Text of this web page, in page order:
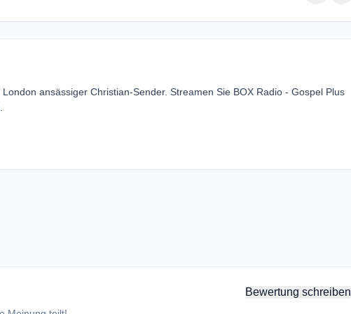
ansässiger Christian-Sender. Streamen Sie BOX Radio - Gospel Plus
Bewertung schreiben